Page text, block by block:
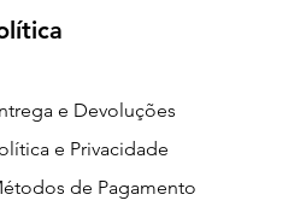
e Devoluções
e Privacidade
de Pagamento